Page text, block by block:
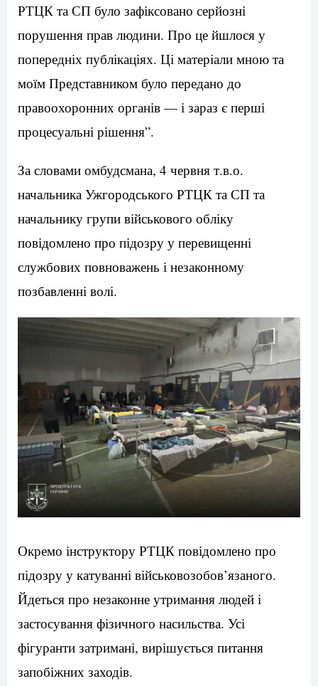
РТЦК та СП було зафіксовано серйозні
порушення прав людини. Про це йшлося у
попередніх публікаціях. Ці матеріали мною та
моїм Представником було передано до
правоохоронних органів — і зараз є перші
процесуальні рішення”.
За словами омбудсмана, 4 червня т.в.о.
начальника Ужгородського РТЦК та СП та
начальнику групи військового обліку
повідомлено про підозру у перевищенні
службових повноважень і незаконному
позбавленні волі.
Окремо інструктору РТЦК повідомлено про
підозру у катуванні військовозобов’язаного.
Йдеться про незаконне утримання людей і
застосування фізичного насильства. Усі
фігуранти затримані, вирішується питання
запобіжних заходів.